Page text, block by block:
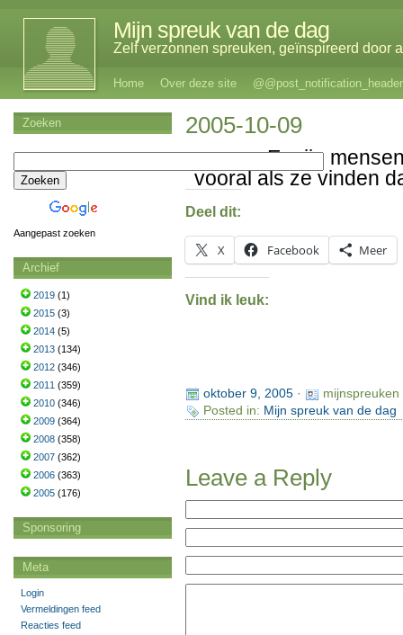
Mijn spreuk van de dag
Zelf verzonnen spreuken, geïnspireerd door
Home Over deze site @@post_notification_header
2005-10-09
Er zijn
vooral als ze vinden
Deel dit:
X Facebook Meer
Vind ik leuk:
oktober 9, 2005·
mijnspreuken
Posted in: Mijn spreuk van de dag
Leave a Reply
Zoeken
Aangepast zoeken
Archief
2019 (1)
2015 (3)
2014 (5)
2013 (134)
2012 (346)
2011 (359)
2010 (346)
2009 (364)
2008 (358)
2007 (362)
2006 (363)
2005 (176)
Sponsoring
Meta
Login
Vermeldingen feed
Reacties feed